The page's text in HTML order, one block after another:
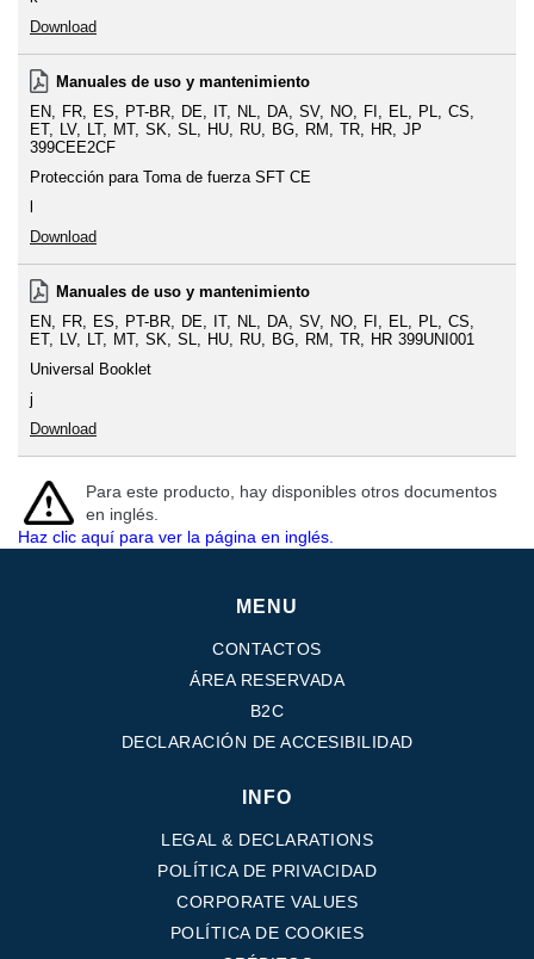
Download
Manuales de uso y mantenimiento
EN
FR ES PT-BR DE IT NL DA SV NO FI EL PL
CS
ET
LV LT MT SK SL HU RU BG RM TR HR JP
399CEE2CF
Protección para Toma de fuerza SFT CE
l
Download
Manuales de uso y mantenimiento
EN
FR ES PT-BR DE IT NL DA SV NO FI EL PL
CS
ET
LV LT MT SK SL HU RU BG RM TR HR 399UNI001
Universal Booklet
j
Download
Para este producto, hay disponibles otros documentos
en inglés.
Haz clic aquí para ver la página en inglés.
MENU
CONTACTOS
ÁREA RESERVADA
B2C
DECLARACIÓN DE ACCESIBILIDAD
INFO
LEGAL & DECLARATIONS
POLÍTICA DE PRIVACIDAD
CORPORATE VALUES
POLÍTICA DE COOKIES